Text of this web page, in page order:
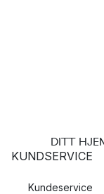
DITT
KUNDSERVICE
Kundeservice